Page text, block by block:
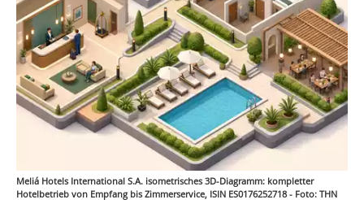
Meliá Hotels International S.A. isometrisches 3D-Diagramm: kompletter
Hotelbetrieb von Empfang bis Zimmerservice, ISIN ES0176252718 - Foto: THN